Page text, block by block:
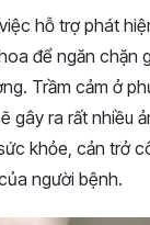
hỗ trợ phát
để ngăn chặn
Trầm cảm ở
gây ra rất nhiều
khỏe, cản trở
người bệnh.